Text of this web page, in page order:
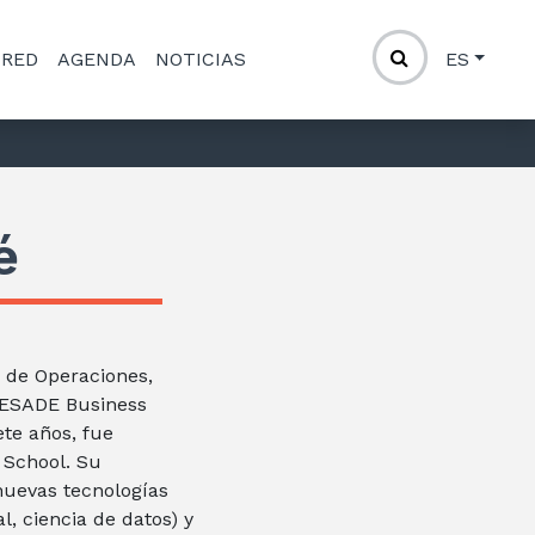
AGENDA NOTICIAS ES
Operaciones,
Business
años, fue
Su
tecnologías
ciencia de datos) y